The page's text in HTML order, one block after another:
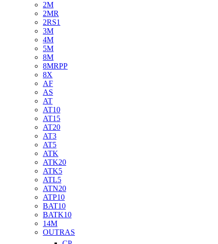
2M
2MR
2RS1
3M
4M
5M
8M
8MRPP
8X
AF
AS
AT
AT10
AT15
AT20
AT3
AT5
ATK
ATK20
ATK5
ATL5
ATN20
ATP10
BAT10
BATK10
14M
OUTRAS